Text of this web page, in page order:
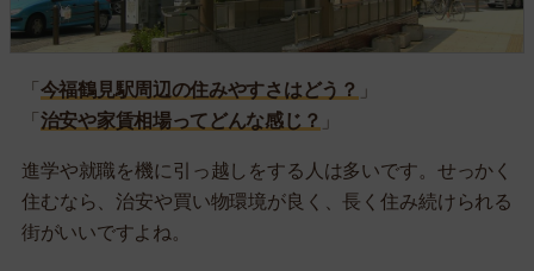
「 今福鶴見駅周辺の住みやすさはどう？ 」
「 治安や家賃相場ってどんな感じ？ 」
進学や就職を機に引っ越しをする人は多いです。せっかく
住むなら、治安や買い物環境が良く、長く住み続けられる
街がいいですよね。